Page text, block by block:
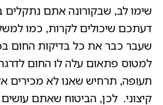
שימו לב, שבקורונה אתם
דעתכם שיכולים לקרות, כמו
שעבר כבר את כל בדיקות החום
למטוס פתאום עלה לו החום
תעופה, תרחיש שאנו לא מכירים
קיצוני. לכן, הביטוח שאתם עושים